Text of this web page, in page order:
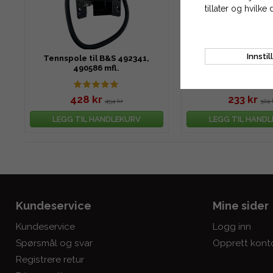
Tennspole til B&S 492341,
490586 mfl.
428 kr 454 kr
LEGG TIL HANDLEKURV
Tenningslås
233 kr 324
LEGG TIL
Kundeservice
Kundeservice
Spørsmål og svar
Registrere retur
Mine sider
Logg inn
Opprett
tillater og hvilke